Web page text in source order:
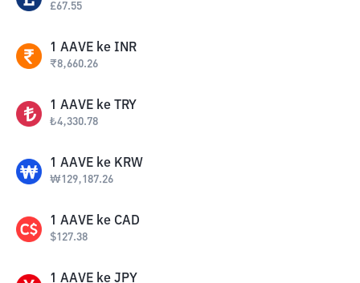
£67.55
1 AAVE ke INR
₹8,660.26
1 AAVE ke TRY
₺4,330.78
1 AAVE ke KRW
₩129,187.26
1 AAVE ke CAD
$127.38
1 AAVE ke JPY